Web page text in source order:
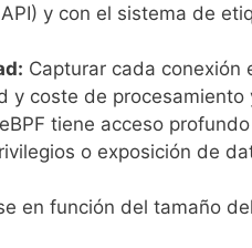
y con el sistema de
Capturar cada conexión
y coste de procesamiento
eBPF tiene acceso
o exposición de
en función del tamaño